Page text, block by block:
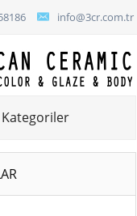
info@3cr.com.tr